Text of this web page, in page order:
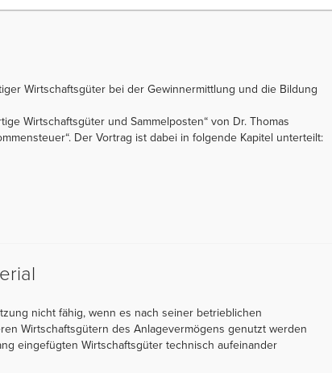
Wirtschaftsgüter bei der Gewinnermittlung und die Bildung
Wirtschaftsgüter und Sammelposten“ von Dr. Thomas
Der Vortrag ist dabei in folgende Kapitel unterteilt:
nicht fähig, wenn es nach seiner betrieblichen
Wirtschaftsgütern des Anlagevermögens genutzt werden
eingefügten Wirtschaftsgüter technisch aufeinander